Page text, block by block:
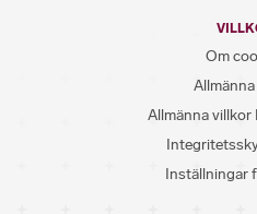
Om
Allmänna villkor
Inställningar